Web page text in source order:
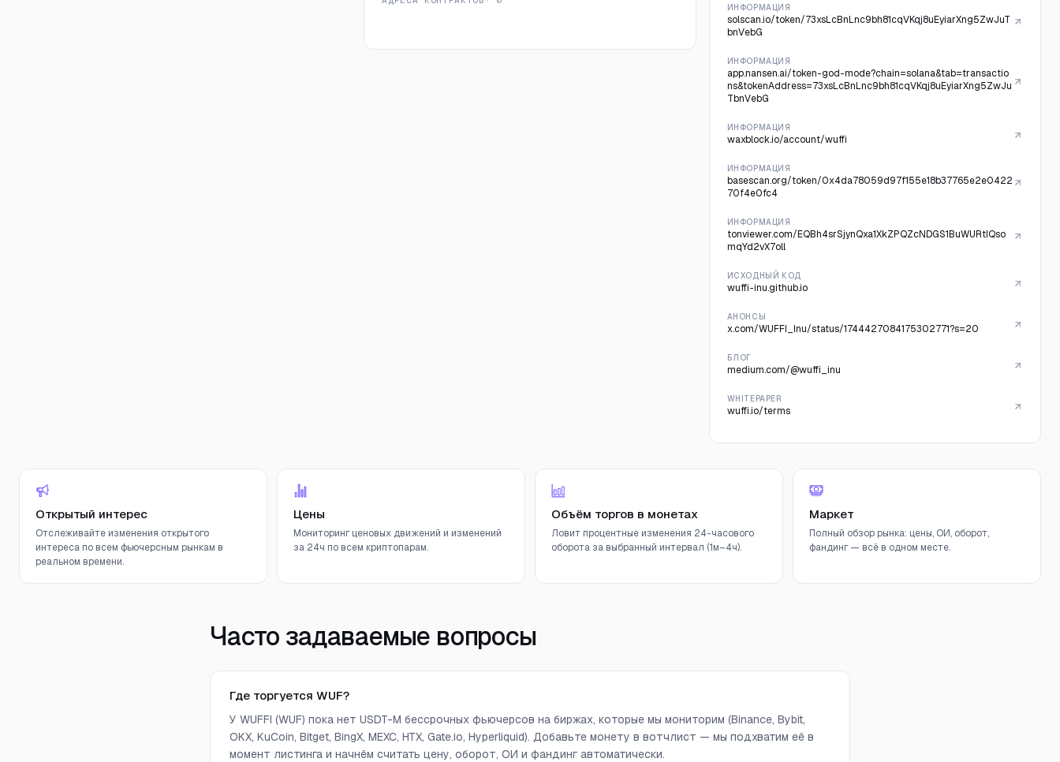
ИНФОРМАЦИЯ
solscan.io/token/73xsLcBnLnc9bh81cqVKqj8uEyiarXng5ZwJuT
bnVebG
ИНФОРМАЦИЯ
app.nansen.ai/token-god-mode?chain=solana&tab=transactio
ns&tokenAddress=73xsLcBnLnc9bh81cqVKqj8uEyiarXng5ZwJu
TbnVebG
ИНФОРМАЦИЯ
waxblock.io/account/wuffi
ИНФОРМАЦИЯ
basescan.org/token/0x4da78059d97f155e18b37765e2e0422
70f4e0fc4
ИНФОРМАЦИЯ
tonviewer.com/EQBh4srSjynQxa1XkZPQZcNDGS1BuWURtIQso
mqYd2vX7oll
ИСХОДНЫЙ КОД
wuffi-inu.github.io
АНОНСЫ
x.com/WUFFI_Inu/status/1744427084175302771?s=20
БЛОГ
medium.com/@wuffi_inu
WHITEPAPER
wuffi.io/terms
Открытый интерес
Отслеживайте изменения открытого
интереса по всем фьючерсным рынкам в
реальном времени.
Цены
Мониторинг ценовых движений и изменений
за 24ч по всем криптопарам.
Объём торгов в монетах
Ловит процентные изменения 24-часового
оборота за выбранный интервал (1м–4ч).
Маркет
Полный обзор рынка: цены, ОИ, оборот,
фандинг — всё в одном месте.
Часто задаваемые вопросы
Где торгуется WUF?
У WUFFI (WUF) пока нет USDT-M бессрочных фьючерсов на биржах, которые мы мониторим (Binance, Bybit,
OKX, KuCoin, Bitget, BingX, MEXC, HTX, Gate.io, Hyperliquid). Добавьте монету в вотчлист — мы подхватим её в
момент листинга и начнём считать цену, оборот, ОИ и фандинг автоматически.